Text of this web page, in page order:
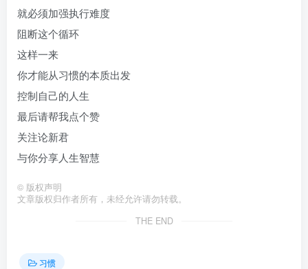
就必须加强执行难度
阻断这个循环
这样一来
你才能从习惯的本质出发
控制自己的人生
最后请帮我点个赞
关注论新君
与你分享人生智慧
© 版权声明
文章版权归作者所有，未经允许请勿转载。
THE END
习惯